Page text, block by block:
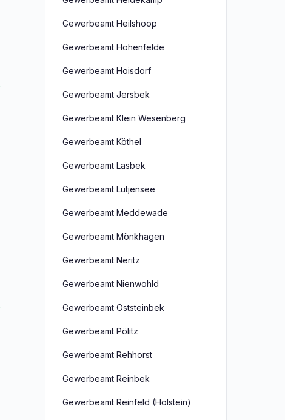
Gewerbeamt Heilshoop
Gewerbeamt Hohenfelde
Gewerbeamt Hoisdorf
Gewerbeamt Jersbek
Gewerbeamt Klein Wesenberg
Gewerbeamt Köthel
Gewerbeamt Lasbek
Gewerbeamt Lütjensee
Gewerbeamt Meddewade
Gewerbeamt Mönkhagen
Gewerbeamt Neritz
Gewerbeamt Nienwohld
Gewerbeamt Oststeinbek
Gewerbeamt Pölitz
Gewerbeamt Rehhorst
Gewerbeamt Reinbek
Gewerbeamt Reinfeld (Holstein)